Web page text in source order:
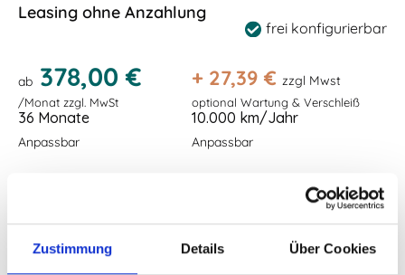
Zustimmung Details Über Cookies
Leasing ohne Anzahlung
frei konfigurierbar
ab 378,00 €
/Monat zzgl. MwSt
+ 27,39 € zzgl Mwst
optional Wartung & Verschleiß
36 Monate
Anpassbar
10.000 km/Jahr
Anpassbar